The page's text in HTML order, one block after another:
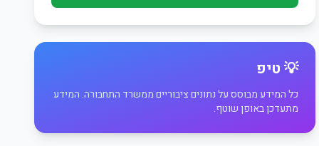
💡 טיפ
כל המידע מבוסס על נתונים ציבוריים ממשרד התחבורה. המידע
מתעדכן באופן שוטף.